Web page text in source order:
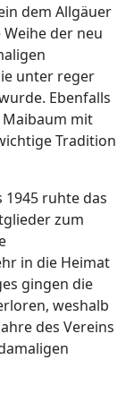
dem Allgäuer
der neu
unter reger
Ebenfalls
Maibaum mit
Tradition
1945 ruhte das
zum
in die Heimat
gingen die
weshalb
des Vereins